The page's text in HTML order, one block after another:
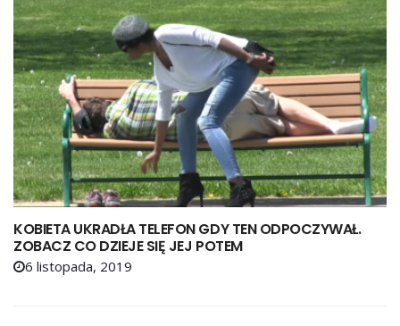
KOBIETA UKRADŁA TELEFON GDY TEN ODPOCZYWAŁ.
ZOBACZ CO DZIEJE SIĘ JEJ POTEM
6 listopada, 2019